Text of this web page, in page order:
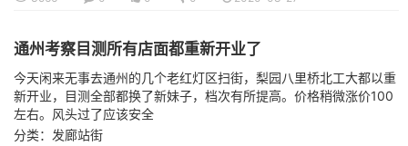
通州考察目测所有店面都重新开业了
今天闲来无事去通州的几个老红灯区扫街，梨园八里桥北工大都以重
新开业，目测全部都换了新妹子，档次有所提高。价格稍微涨价100
左右。风头过了应该安全
分类：发廊站街